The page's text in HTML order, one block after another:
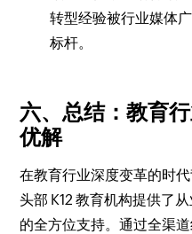
转型经验被行业媒体
标杆。
六、总结：教育
优解
在教育行业深度变革的时
头部 K12 教育机构提供了
的全方位支持。通过全渠